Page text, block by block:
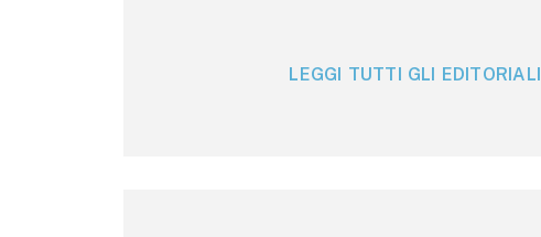
LEGGI TUTTI GLI EDITORIALI